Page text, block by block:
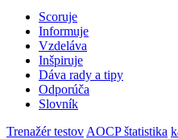
Scoruje
Informuje
Vzdeláva
Inšpiruje
Dáva rady a tipy
Odporúča
Slovník
Trenažér testov AOCP štatistika